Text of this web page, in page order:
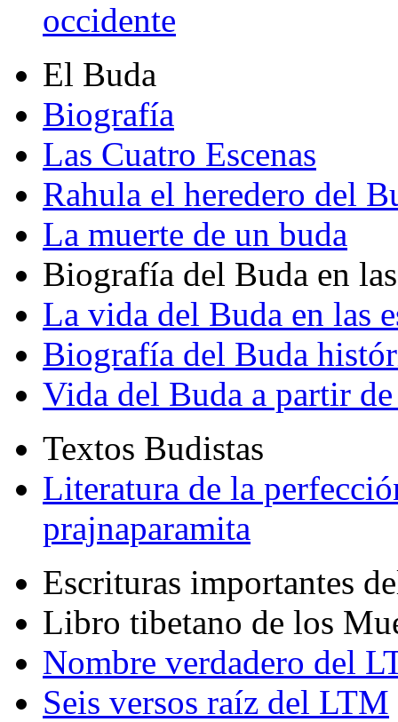
occidente
El Buda
Biografía
Las Cuatro Escenas
Rahula el heredero del
La muerte de un buda
Biografía del Buda en
La vida del Buda en las
Biografía del Buda
Vida del Buda a partir de
Textos Budistas
Literatura de la
prajnaparamita
Escrituras importantes
Libro tibetano de los
Nombre verdadero del
Seis versos raíz del LTM